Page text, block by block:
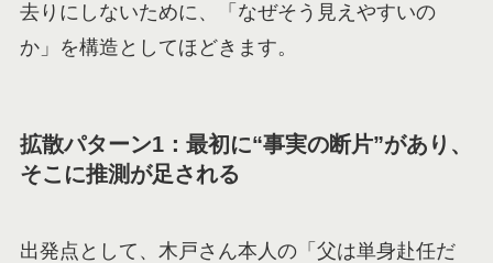
去りにしないために、「なぜそう見えやすいの
か」を構造としてほどきます。
拡散パターン1：最初に“事実の断片”があり、
そこに推測が足される
出発点として、木戸さん本人の「父は単身赴任だ